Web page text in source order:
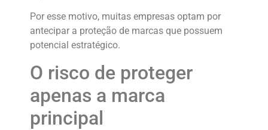
Por esse motivo, muitas empresas optam por
antecipar a proteção de marcas que possuem
potencial estratégico.
O risco de proteger
apenas a marca
principal